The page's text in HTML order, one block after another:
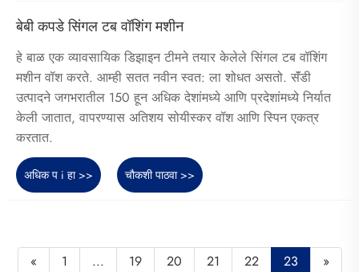
बेबी कपडे सिंगल टब वॉशिंग मशीन
हे बाळ एक व्यावसायिक डिझाइन टीमने तयार केलेले सिंगल टब वॉशिंग
मशीन वॉश करते. आम्ही सतत नवीन स्वत: ला शोधत असतो. सॅंडी
उत्पादने जगभरातील 150 हून अधिक देशांमध्ये आणि प्रदेशांमध्ये निर्यात
केली जातात, वापरण्यास अतिशय सोयीस्कर वॉश आणि स्पिन एकत्र
करतात.
अधिक प i हा >> चौकशी पाठवा >>
« 1 ... 19 20 21 22 23 »